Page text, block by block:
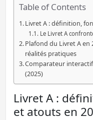
Table of Contents
Livret A : définition,
Le Livret A
Plafond du Livret A
réalités pratiques
Comparateur
(2025)
Livret A :
et atouts en